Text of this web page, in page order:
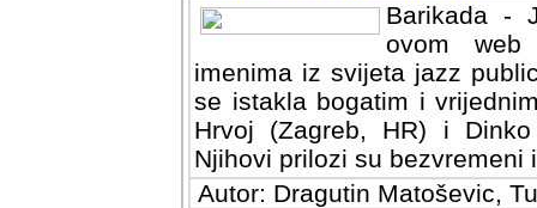
Barikada -
ovom web
imenima iz svijeta jazz
se istakla bogatim i
Hrvoj (Zagreb, HR) i
Njihovi prilozi su bezvremeni
Autor: Dragutin Matoševic,